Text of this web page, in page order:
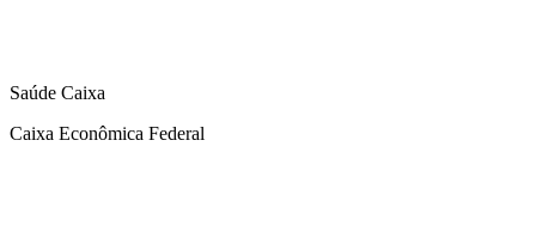
Saúde Caixa
Caixa Econômica Federal